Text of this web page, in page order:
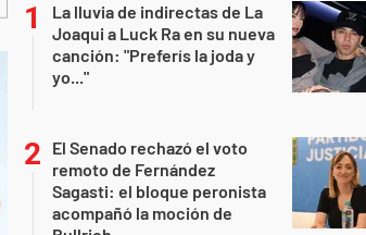
La lluvia de indirectas de La
Joaqui a Luck Ra en su nueva
canción: "Preferís la joda y
yo..."
El Senado rechazó el voto
remoto de Fernández
Sagasti: el bloque peronista
acompañó la moción de